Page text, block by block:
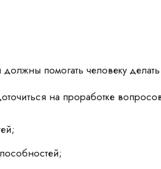
помогать человеку
на проработке